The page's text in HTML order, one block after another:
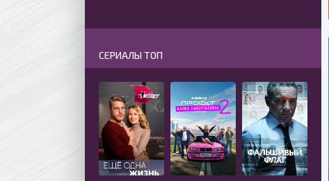
СЕРИАЛЫ ТОП